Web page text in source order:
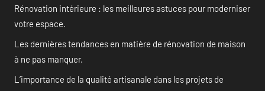
Rénovation intérieure : les meilleures astuces pour moderniser
votre espace.
Les dernières tendances en matière de rénovation de maison
à ne pas manquer.
L’importance de la qualité artisanale dans les projets de